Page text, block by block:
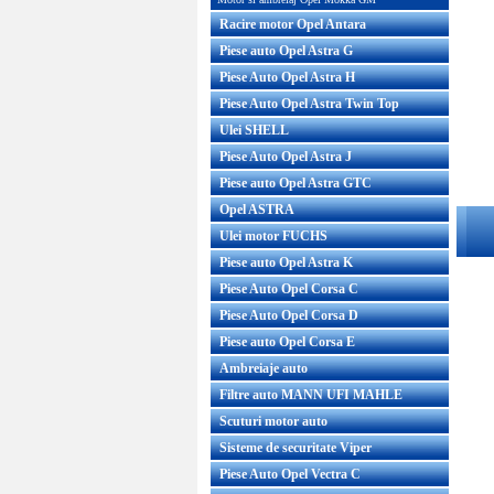
Racire motor Opel Antara
Piese auto Opel Astra G
Piese Auto Opel Astra H
Piese Auto Opel Astra Twin Top
Ulei SHELL
Piese Auto Opel Astra J
Piese auto Opel Astra GTC
Opel ASTRA
Ulei motor FUCHS
Piese auto Opel Astra K
Piese Auto Opel Corsa C
Piese Auto Opel Corsa D
Piese auto Opel Corsa E
Ambreiaje auto
Filtre auto MANN UFI MAHLE
Scuturi motor auto
Sisteme de securitate Viper
Piese Auto Opel Vectra C